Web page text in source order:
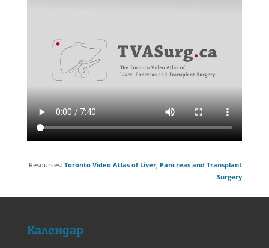
Resources:Toronto Video Atlas of Liver, Pancreas and Transplant
Surgery
Календар